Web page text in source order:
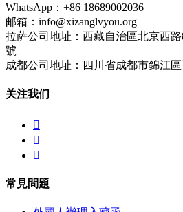
WhatsApp：+86 18689002036
邮箱：info@xizanglvyou.org
拉萨公司地址：西藏自治區北京西
號
成都公司地址：四川省成都市錦江
关注我们



常見問題